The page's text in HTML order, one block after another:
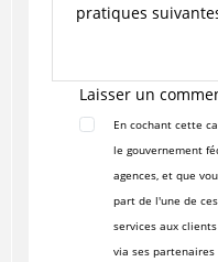
pratiques
Laisser un
En cochant cette
le gouvernement
agences, et que
part de l'une de
services aux
via ses